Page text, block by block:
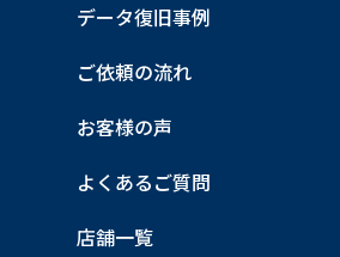
データ復旧事例
ご依頼の流れ
お客様の声
よくあるご質問
店舗一覧